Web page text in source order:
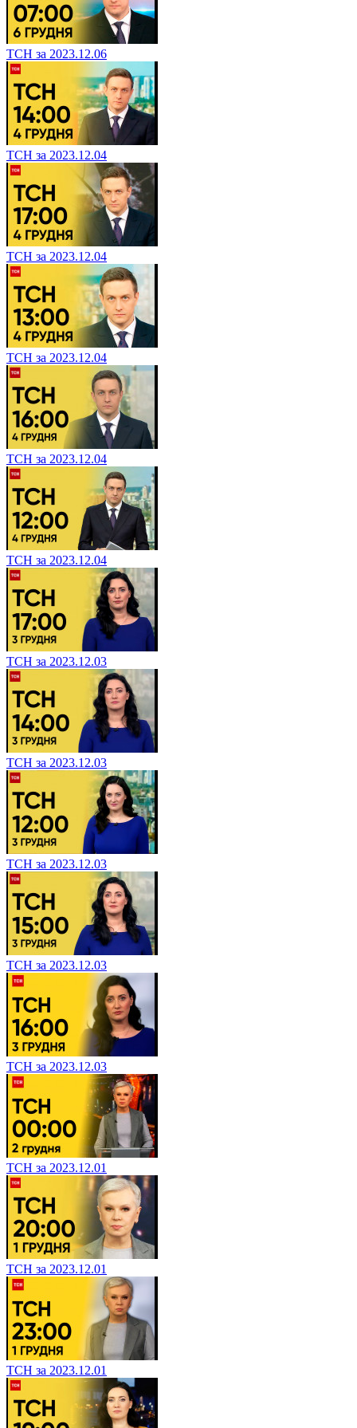
ТСН за 2023.12.06
ТСН за 2023.12.04
ТСН за 2023.12.04
ТСН за 2023.12.04
ТСН за 2023.12.04
ТСН за 2023.12.04
ТСН за 2023.12.03
ТСН за 2023.12.03
ТСН за 2023.12.03
ТСН за 2023.12.03
ТСН за 2023.12.03
ТСН за 2023.12.01
ТСН за 2023.12.01
ТСН за 2023.12.01